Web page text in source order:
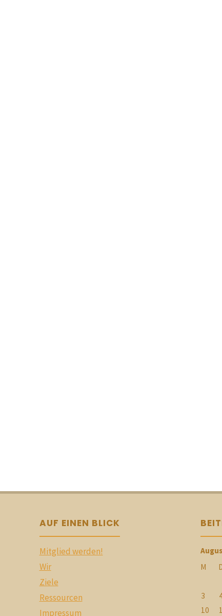
AUF EINEN BLICK
Mitglied werden!
Wir
Ziele
Ressourcen
Impressum
M
3
10